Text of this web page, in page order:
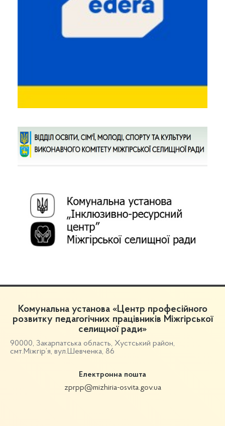
Комунальна установа «Центр професійного
розвитку педагогічних працівників Міжгірської
селищної ради»
90000, Закарпатська область, Хустський район,
смт.Міжгір’я, вул.Шевченка, 86
Електронна пошта
zprpp@mizhiria-osvita.gov.ua